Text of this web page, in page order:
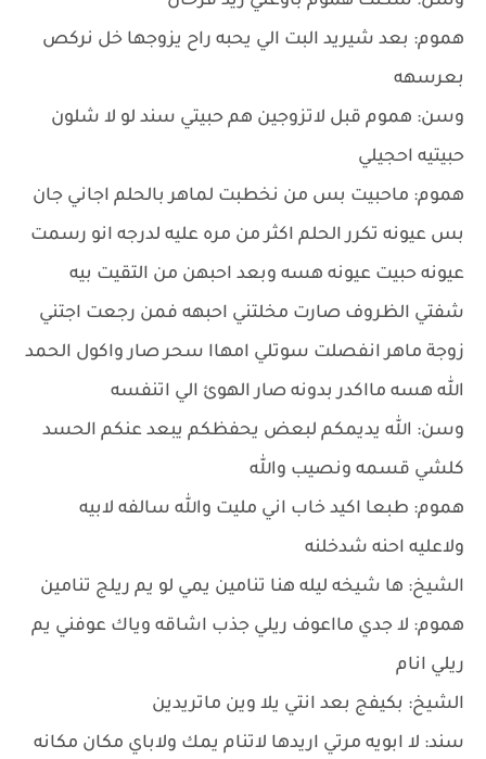
هموم: بعد شيريد البت الي يحبه راح يزوجها خل نركص
بعرسهه
وسن: هموم قبل لاتزوجين هم حبيتي سند لو لا شلون
حبيتيه احجيلي
هموم: ماحبيت بس من نخطبت لماهر بالحلم اجاني جان
بس عيونه تكرر الحلم اكثر من مره عليه لدرجه انو رسمت
عيونه حبيت عيونه هسه وبعد احبهن من التقيت بيه
شفتي الظروف صارت مخلتني احبهه فمن رجعت اجتني
زوجة ماهر انفصلت سوتلي امهاا سحر صار واكول الحمد
الله هسه مااكدر بدونه صار الهوئ الي اتنفسه
وسن: الله يديمكم لبعض يحفظكم يبعد عنكم الحسد
كلشي قسمه ونصيب والله
هموم: طبعا اكيد خاب اني مليت والله سالفه لابيه
ولاعليه احنه شدخلنه
الشيخ: ها شيخه ليله هنا تنامين يمي لو يم ريلج تنامين
هموم: لا جدي مااعوف ريلي جذب اشاقه وياك عوفني يم
ريلي انام
الشيخ: بكيفج بعد انتي يلا وين ماتريدين
سند: لا ابويه مرتي اريدها لاتنام يمك ولاباي مكان مكانه